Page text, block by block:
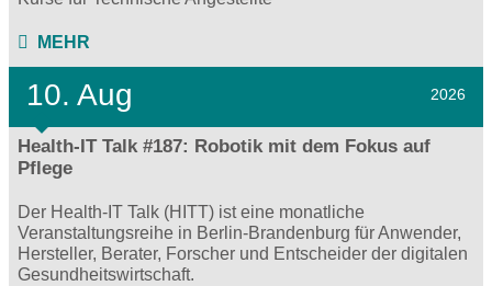
MEHR
10. Aug 2026
Health-IT Talk #187: Robotik mit dem Fokus auf
Pflege
Der Health-IT Talk (HITT) ist eine monatliche
Veranstaltungsreihe in Berlin-Brandenburg für Anwender,
Hersteller, Berater, Forscher und Entscheider der digitalen
Gesundheitswirtschaft.